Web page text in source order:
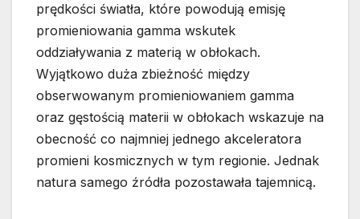
prędkości światła, które powodują emisję
promieniowania gamma wskutek
oddziaływania z materią w obłokach.
Wyjątkowo duża zbieżność między
obserwowanym promieniowaniem gamma
oraz gęstością materii w obłokach wskazuje na
obecność co najmniej jednego akceleratora
promieni kosmicznych w tym regionie. Jednak
natura samego źródła pozostawała tajemnicą.